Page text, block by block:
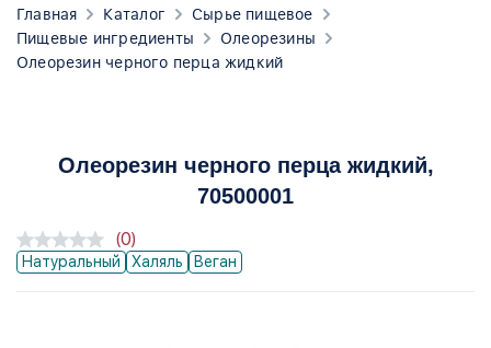
Главная Каталог
Сырье пищевое
Пищевые ингредиенты
Олеорезины
Олеорезин черного перца жидкий
Олеорезин черного перца жидкий,
70500001
Натуральный Халяль Веган
(0)